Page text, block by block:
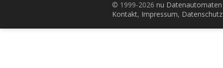
© 1999-2026 nu
Kontakt, Impressum, Datenschutz